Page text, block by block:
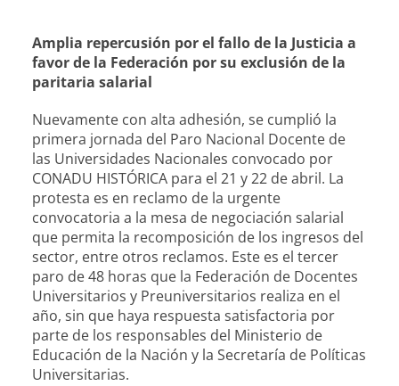
Amplia repercusión por el fallo de la Justicia a
favor de la Federación por su exclusión de la
paritaria salarial
Nuevamente con alta adhesión, se cumplió la
primera jornada del Paro Nacional Docente de
las Universidades Nacionales convocado por
CONADU HISTÓRICA para el 21 y 22 de abril. La
protesta es en reclamo de la urgente
convocatoria a la mesa de negociación salarial
que permita la recomposición de los ingresos del
sector, entre otros reclamos. Este es el tercer
paro de 48 horas que la Federación de Docentes
Universitarios y Preuniversitarios realiza en el
año, sin que haya respuesta satisfactoria por
parte de los responsables del Ministerio de
Educación de la Nación y la Secretaría de Políticas
Universitarias.